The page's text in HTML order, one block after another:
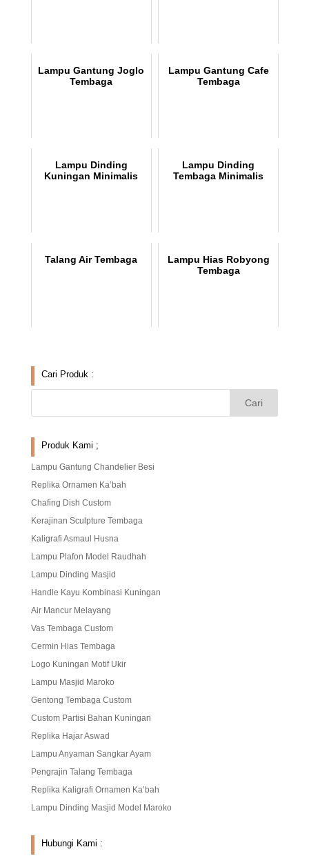
Lampu Gantung Joglo
Tembaga
Lampu Gantung Cafe
Tembaga
Lampu Dinding
Kuningan Minimalis
Lampu Dinding
Tembaga Minimalis
Talang Air Tembaga
Lampu Hias Robyong
Tembaga
Cari Produk :
Produk Kami ;
Lampu Gantung Chandelier Besi
Replika Ornamen Ka’bah
Chafing Dish Custom
Kerajinan Sculpture Tembaga
Kaligrafi Asmaul Husna
Lampu Plafon Model Raudhah
Lampu Dinding Masjid
Handle Kayu Kombinasi Kuningan
Air Mancur Melayang
Vas Tembaga Custom
Cermin Hias Tembaga
Logo Kuningan Motif Ukir
Lampu Masjid Maroko
Gentong Tembaga Custom
Custom Partisi Bahan Kuningan
Replika Hajar Aswad
Lampu Anyaman Sangkar Ayam
Pengrajin Talang Tembaga
Replika Kaligrafi Ornamen Ka’bah
Lampu Dinding Masjid Model Maroko
Hubungi Kami :